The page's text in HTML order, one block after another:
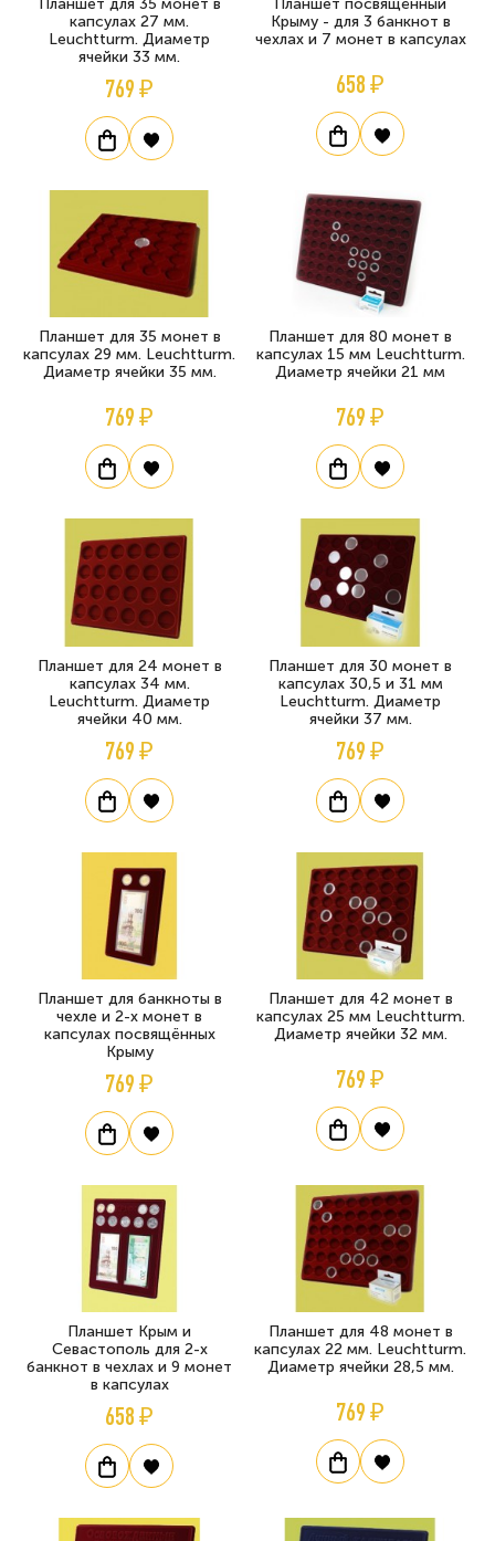
Планшет для 35 монет в
капсулах 27 мм.
Leuchtturm. Диаметр
ячейки 33 мм.
769 ₽
Планшет посвящённый
Крыму - для 3 банкнот в
чехлах и 7 монет в капсулах
658 ₽
Планшет для 35 монет в
капсулах 29 мм. Leuchtturm.
Диаметр ячейки 35 мм.
769 ₽
Планшет для 80 монет в
капсулах 15 мм Leuchtturm.
Диаметр ячейки 21 мм
769 ₽
Планшет для 24 монет в
капсулах 34 мм.
Leuchtturm. Диаметр
ячейки 40 мм.
769 ₽
Планшет для 30 монет в
капсулах 30,5 и 31 мм
Leuchtturm. Диаметр
ячейки 37 мм.
769 ₽
Планшет для банкноты в
чехле и 2-х монет в
капсулах посвящённых
Крыму
769 ₽
Планшет для 42 монет в
капсулах 25 мм Leuchtturm.
Диаметр ячейки 32 мм.
769 ₽
Планшет Крым и
Севастополь для 2-х
банкнот в чехлах и 9 монет
в капсулах
658 ₽
Планшет для 48 монет в
капсулах 22 мм. Leuchtturm.
Диаметр ячейки 28,5 мм.
769 ₽